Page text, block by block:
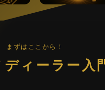
各ゲーム・控除率・ルール入門
リア IR・法律・海外就業・スクール
まずはここから！
ィーラー入